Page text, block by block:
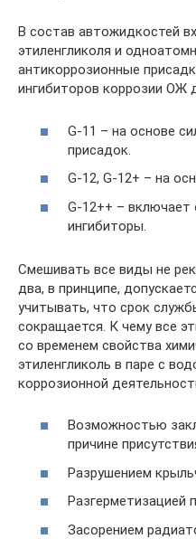
В состав автожидкостей
этиленгликоля и
антикоррозионные
ингибиторов коррозии ОЖ
G-11 – на основе
присадок.
G-12, G-12+ – на
G-12++ – включает
ингибиторы.
Смешивать все виды не
два, в принципе,
учитывать, что срок
сокращается. К чему все
со временем свойства
этиленгликоль в паре с
коррозионной
Возможностью
причине
Разрушением
Разгерметизацией
Засорением